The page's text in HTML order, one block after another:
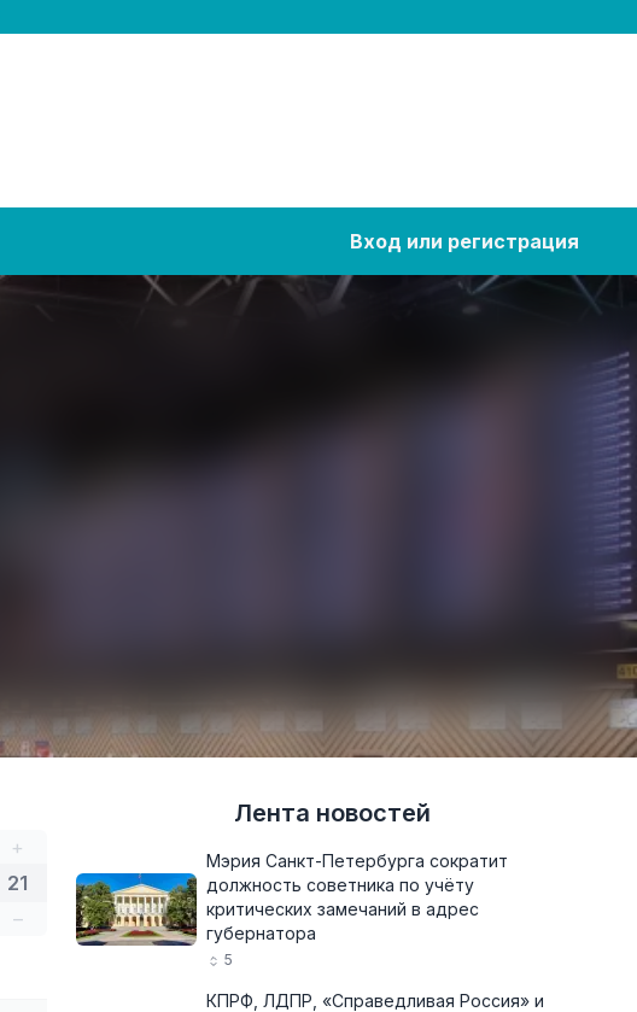
Вход или регистрация
+
21
–
Лента новостей
Мэрия Санкт-Петербурга сократит
должность советника по учёту
критических замечаний в адрес
губернатора
5
КПРФ, ЛДПР, «Справедливая Россия» и